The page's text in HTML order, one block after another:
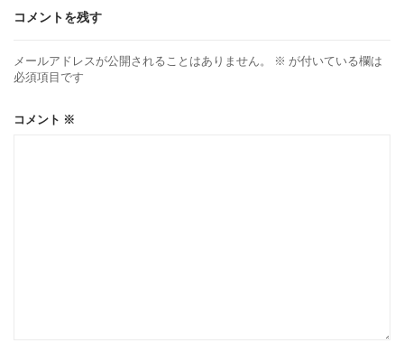
コメントを残す
メールアドレスが公開されることはありません。 ※ が付いている欄は
必須項目です
コメント ※